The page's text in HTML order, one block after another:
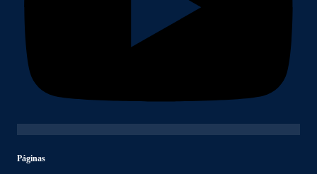
Páginas